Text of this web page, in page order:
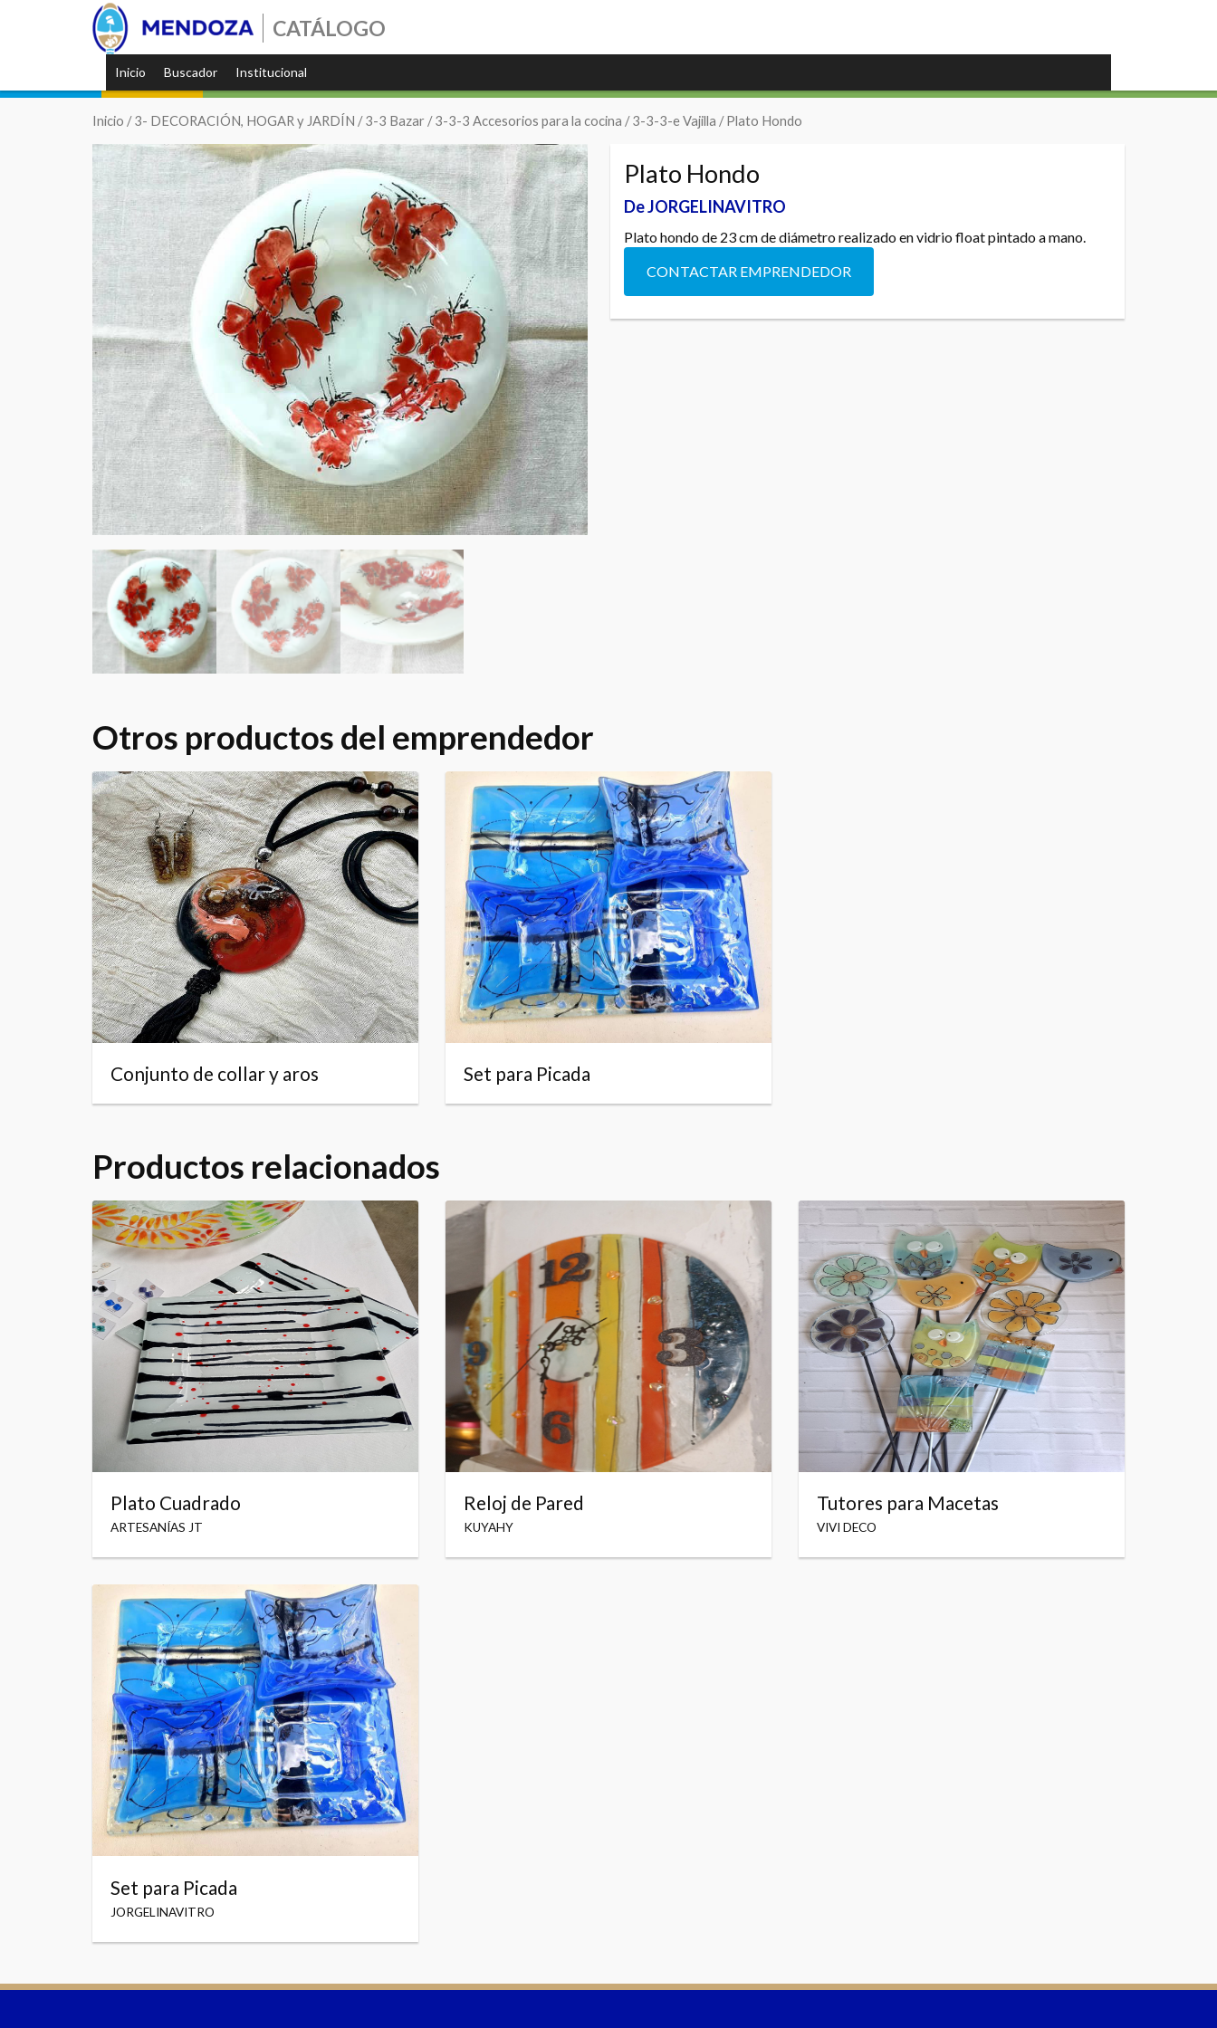
CATÁLOGO
Inicio Buscador Institucional
Inicio /3- DECORACIÓN, HOGAR y JARDÍN /3-3 Bazar /3-3-3 Accesorios para la cocina /3-3-3-e Vajilla / Plato Hondo
Plato Hondo
De JORGELINAVITRO
Plato hondo de 23 cm de diámetro realizado en vidrio float pintado a mano.
CONTACTAR EMPRENDEDOR
Otros productos del emprendedor
Conjunto de collar y aros Set para Picada
Productos relacionados
Plato Cuadrado
ARTESANÍAS JT
Reloj de Pared
KUYAHY
Tutores para Macetas
VIVI DECO
Set para Picada
JORGELINAVITRO